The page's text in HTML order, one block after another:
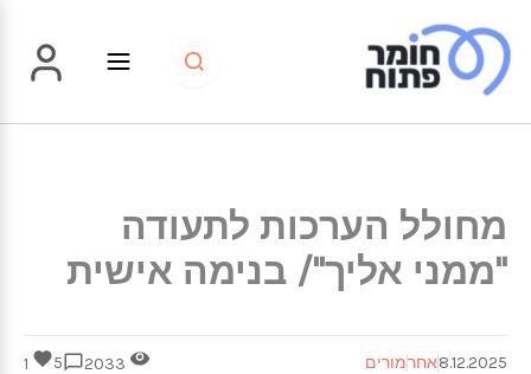
לתוכן
מחולל הערכות לתעודה
"ממני אליך"/ בנימה אישית
8.12.2025אחרמורים 5